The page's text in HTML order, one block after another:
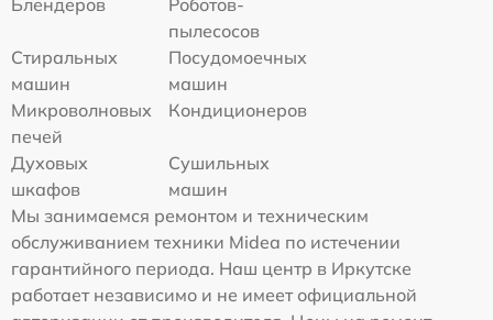
пылесосов
Стиральных
машин
Посудомоечных
машин
Микроволновых
печей
Кондиционеров
Духовых
шкафов
Сушильных
машин
Мы занимаемся ремонтом и техническим
обслуживанием техники Midea по истечении
гарантийного периода. Наш центр в Иркутске
работает независимо и не имеет официальной